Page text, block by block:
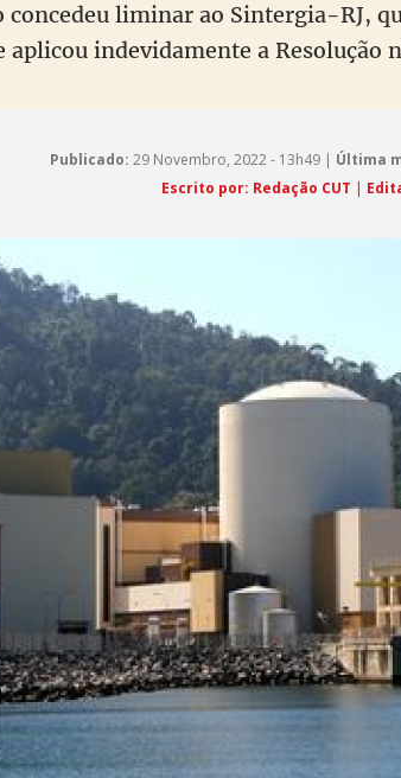
concedeu liminar ao Sintergia-RJ,
aplicou indevidamente a
Publicado: 29 Novembro, 2022 - 13h49 | Última
Escrito por: Redação CUT |